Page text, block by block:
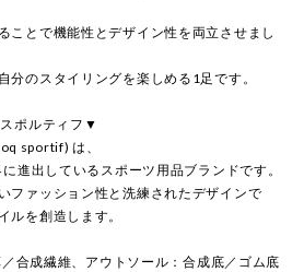
ことで機能性とデザイン性を両立させまし
分のスタイリングを楽しめる1足です。
ポルティフ▼
sportif) は、
進出しているスポーツ用品ブランドです。
ファッション性と洗練されたデザインで
ルを創造します。
合成繊維、アウトソール：合成底／ゴム底